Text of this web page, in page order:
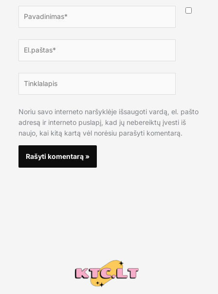
Noriu savo interneto naršyklėje išsaugoti vardą, el. pašto
adresą ir interneto puslapį, kad jų nebereiktų įvesti iš
naujo, kai kitą kartą vėl norėsiu parašyti komentarą.